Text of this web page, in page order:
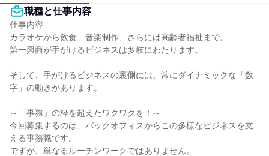
職種と仕事内容
仕事内容
カラオケから飲食、音楽制作、さらには高齢者福祉まで。
第一興商が手がけるビジネスは多岐にわたります。
そして、手がけるビジネスの裏側には、常にダイナミックな「数
字」の動きがあります。
～「事務」の枠を超えたワクワクを！～
今回募集するのは、バックオフィスからこの多様なビジネスを支
える事務職です。
ですが、単なるルーチンワークではありません。